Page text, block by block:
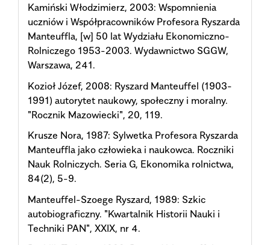
Kamiński Włodzimierz, 2003: Wspomnienia
uczniów i Współpracowników Profesora Ryszarda
Manteuffla, [w] 50 lat Wydziału Ekonomiczno-
Rolniczego 1953-2003. Wydawnictwo SGGW,
Warszawa, 241.
Kozioł Józef, 2008: Ryszard Manteuffel (1903-
1991) autorytet naukowy, społeczny i moralny.
"Rocznik Mazowiecki", 20, 119.
Krusze Nora, 1987: Sylwetka Profesora Ryszarda
Manteuffla jako człowieka i naukowca. Roczniki
Nauk Rolniczych. Seria G, Ekonomika rolnictwa,
84(2), 5-9.
Manteuffel-Szoege Ryszard, 1989: Szkic
autobiograficzny. "Kwartalnik Historii Nauki i
Techniki PAN", XXIX, nr 4.